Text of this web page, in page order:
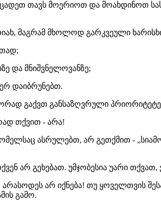
თავს მოერიოთ და მოახდინოთ
მაგრამ მხოლოდ გარკვეული
და მნიშვნელოვანზე;
დაიბრუნებთ.
გაქვთ განსაზღვრული
თქვით - არა!
ასრულებთ, არ გეთქმით -
არ გეხებათ. უმჯობესია უარი
არ იქნება! თუ ყოველთვის
გამო.